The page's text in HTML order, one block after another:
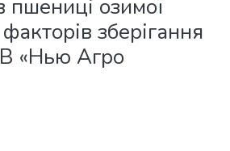
пшениці озимої
зберігання
«Нью Агро